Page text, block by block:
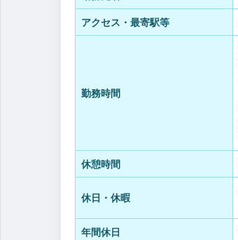
アクセス・最寄駅等
勤務時間
休憩時間
休日・休暇
年間休日